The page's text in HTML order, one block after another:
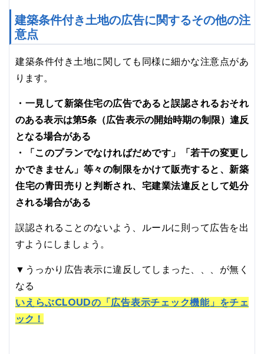
建築条件付き土地の広告に関するその他の注
意点
建築条件付き土地に関しても同様に細かな注意点があ
ります。
・一見して新築住宅の広告であると誤認されるおそれ
のある表示は第5条（広告表示の開始時期の制限）違反
となる場合がある
・「このプランでなければだめです」「若干の変更し
かできません」等々の制限をかけて販売すると、新築
住宅の青田売りと判断され、宅建業法違反として処分
される場合がある
誤認されることのないよう、ルールに則って広告を出
すようにしましょう。
▼うっかり広告表示に違反してしまった、、、が無く
なる
いえらぶCLOUDの「広告表示チェック機能」をチェ
ック！